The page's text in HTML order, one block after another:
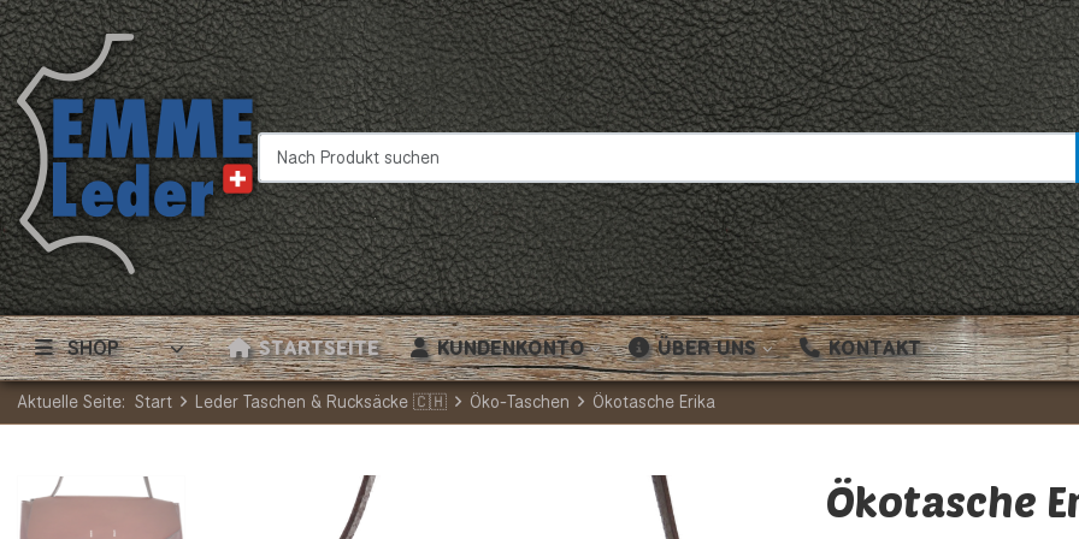
Nach Produkt suchen
SHOP STARTSEITE KUNDENKONTO ÜBER UNS KONTAKT
Aktuelle Seite: Start Leder Taschen & Rucksäcke 🇨🇭 Öko-Taschen Ökotasche Erika
Ökotasche